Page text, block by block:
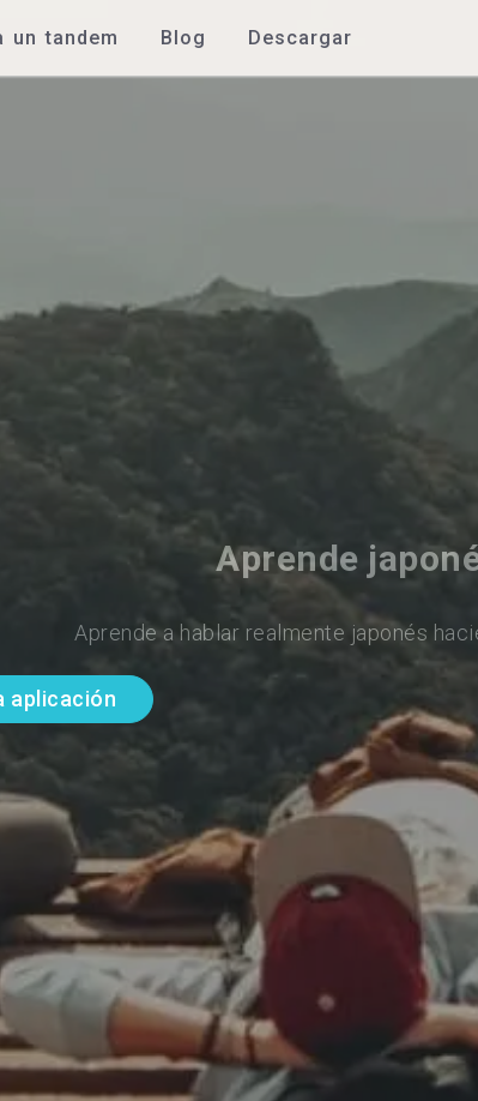
un tandem Blog Descargar
Aprende
Aprende a hablar realmente japonés
aplicación